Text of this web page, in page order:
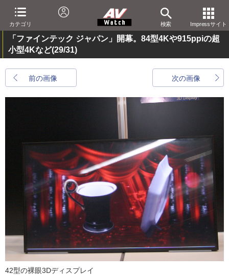
カテゴリ 検索 Impressサイト
「ファインテック ジャパン」開幕。84型4Kや915ppiの超
小型4Kなど(29/31)
前の画像 次の画像
42型の裸眼3Dディスプレイ